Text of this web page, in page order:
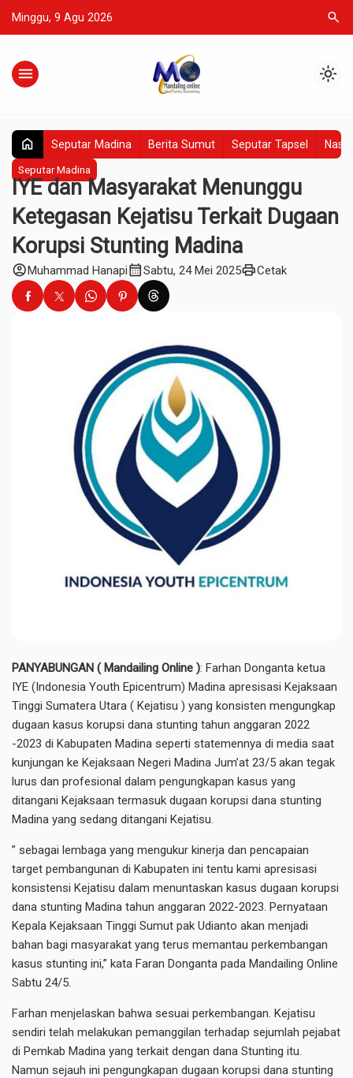
Minggu, 9 Agu 2026 search
menu light_mode
home Seputar Madina Berita Sumut Seputar Tapsel
Seputar Madina
IYE dan Masyarakat Menunggu
Ketegasan Kejatisu Terkait Dugaan
Korupsi Stunting Madina
account_circleMuhammad Hanapicalendar_monthSabtu, 24 Mei 2025printCetak
PANYABUNGAN ( Mandailing Online ): Farhan Donganta ketua
IYE (Indonesia Youth Epicentrum) Madina apresisasi Kejaksaan
Tinggi Sumatera Utara ( Kejatisu ) yang konsisten mengungkap
dugaan kasus korupsi dana stunting tahun anggaran 2022
-2023 di Kabupaten Madina seperti statemennya di media saat
kunjungan ke Kejaksaan Negeri Madina Jum’at 23/5 akan tegak
lurus dan profesional dalam pengungkapan kasus yang
ditangani Kejaksaan termasuk dugaan korupsi dana stunting
Madina yang sedang ditangani Kejatisu.
” sebagai lembaga yang mengukur kinerja dan pencapaian
target pembangunan di Kabupaten ini tentu kami apresisasi
konsistensi Kejatisu dalam menuntaskan kasus dugaan korupsi
dana stunting Madina tahun anggaran 2022-2023. Pernyataan
Kepala Kejaksaan Tinggi Sumut pak Udianto akan menjadi
bahan bagi masyarakat yang terus memantau perkembangan
kasus stunting ini,” kata Faran Donganta pada Mandailing Online
Sabtu 24/5.
Farhan menjelaskan bahwa sesuai perkembangan. Kejatisu
sendiri telah melakukan pemanggilan terhadap sejumlah pejabat
di Pemkab Madina yang terkait dengan dana Stunting itu.
Namun sejauh ini pengungkapan dugaan korupsi dana stunting